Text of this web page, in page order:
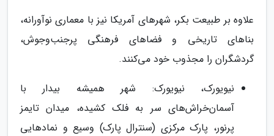
علاوه بر طبیعت بکر، شهرهای آمریکا نیز با معماری نوآورانه،
بناهای تاریخی و فضاهای فرهنگی پرجنب‌وجوش،
گردشگران را مجذوب خود می‌کنند.
نیویورک، نیویورک: شهر همیشه بیدار با
آسمان‌خراش‌های سر به فلک کشیده، میدان تایمز
پرنور، پارک مرکزی (سنترال پارک) وسیع و نمادهایی